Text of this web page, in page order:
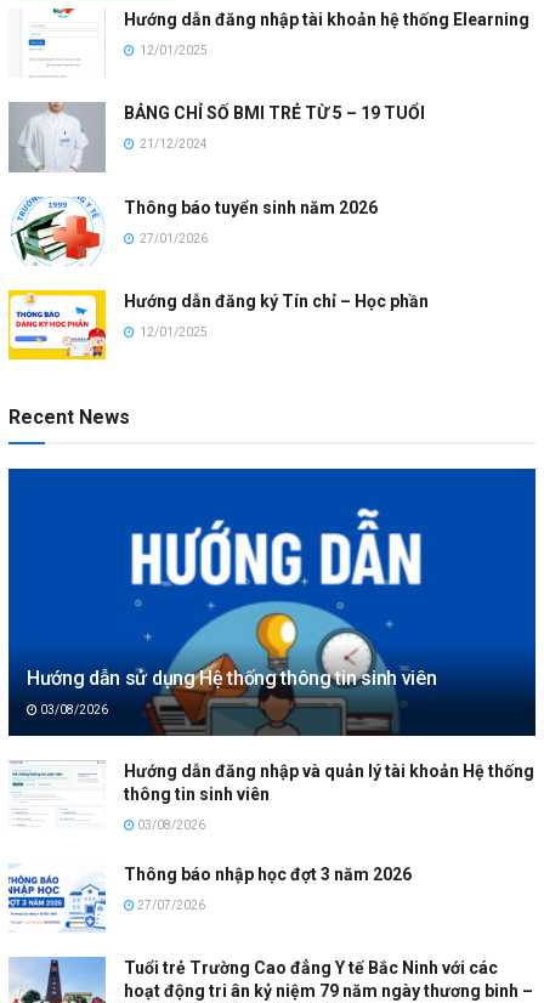
Hướng dẫn đăng nhập tài khoản hệ thống Elearning
12/01/2025
BẢNG CHỈ SỐ BMI TRẺ TỪ 5 – 19 TUỔI
21/12/2024
Thông báo tuyển sinh năm 2026
27/01/2026
Hướng dẫn đăng ký Tín chỉ – Học phần
12/01/2025
Recent News
Hướng dẫn sử dụng Hệ thống thông tin sinh viên
03/08/2026
Hướng dẫn đăng nhập và quản lý tài khoản Hệ thống
thông tin sinh viên
03/08/2026
Thông báo nhập học đợt 3 năm 2026
27/07/2026
Tuổi trẻ Trường Cao đẳng Y tế Bắc Ninh với các
hoạt động tri ân kỷ niệm 79 năm ngày thương binh –